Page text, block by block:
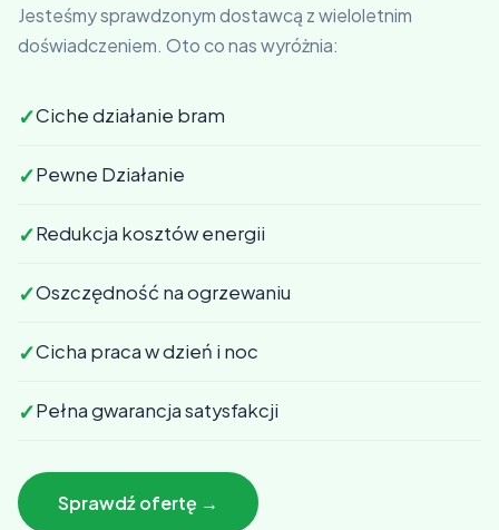
Jesteśmy sprawdzonym dostawcą z wieloletnim
doświadczeniem. Oto co nas wyróżnia:
✓Ciche działanie bram
✓Pewne Działanie
✓Redukcja kosztów energii
✓Oszczędność na ogrzewaniu
✓Cicha praca w dzień i noc
✓Pełna gwarancja satysfakcji
Sprawdź ofertę →